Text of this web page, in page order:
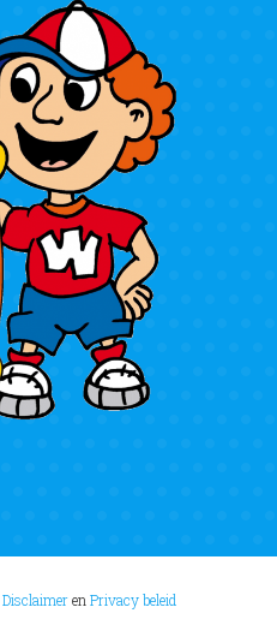
DisclaimerenPrivacy beleid